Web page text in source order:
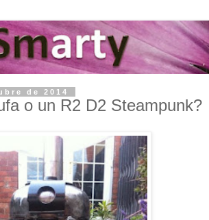
de 2014
o un R2 D2 Steampunk?